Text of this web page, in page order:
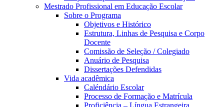
Mestrado Profissional em Educação Escolar
Sobre o Programa
Objetivos e Histórico
Estrutura, Linhas de Pesquisa e Corpo
Docente
Comissão de Seleção / Colegiado
Anuário de Pesquisa
Dissertações Defendidas
Vida acadêmica
Caléndário Escolar
Processo de Formação e Matrícula
Proficiência – Língua Estrangeira